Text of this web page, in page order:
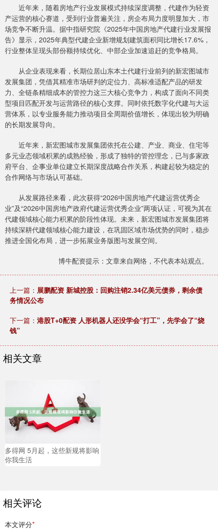
近年来，随着房地产行业发展模式持续深度调整，代建作为轻资
产运营的核心赛道，受到行业普遍关注，房企布局力度明显加大，市
场竞争不断升温。据中指研究院《2025年中国房地产代建行业发展报
告》显示，2025年典型代建企业新增规划建筑面积同比增长17.6%，
行业整体呈现头部份额持续优化、中部企业加速追赶的竞争格局。
从企业表现来看，长期位居山东本土代建行业前列的新宏图城市
发展集团，凭借其精准市场研判的定位力、高标准适配产品的研发
力、全链条精细成本的管控力这三大核心竞争力，构成了面向不同类
型项目匹配开发与运营路径的核心支撑。同时依托数字化代建与大运
营体系，以专业服务能力推动项目全周期价值增长，体现出较为明确
的长期发展导向。
近年来，新宏图城市发展集团依托在公建、产业、商业、住宅等
多元业态领域积累的成熟经验，形成了独特的管控理念，已与多家政
府平台、企事业单位建立长期深度战略合作关系，构建起较为稳定的
合作网络与市场认可基础。
从发展路径来看，此次获得“2026中国房地产代建运营优秀企
业”及“2026中国房地产政府代建运营优秀企业”两项认证，可视为其在
代建领域核心能力积累的阶段性体现。未来，新宏图城市发展集团将
持续深耕代建领域核心能力建设，在巩固区域市场优势的同时，稳步
推进全国化布局，进一步拓展业务版图与发展空间。
博牛配资提示：文章来自网络，不代表本站观点。
上一篇： 展鹏配资 新城控股：回购注销2.34亿美元债券，剩余债
务情况公布
下一篇： 港股T+0配资 人形机器人还没学会“打工”，先学会了“烧
钱”
相关文章
多得网 5月起，这些新规将影响
你我生活
相关评论
本文评分*